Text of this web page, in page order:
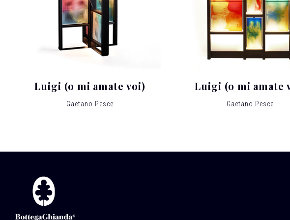
Luigi (o mi amate voi)
Gaetano Pesce
Luigi (o mi amate
Gaetano Pesce